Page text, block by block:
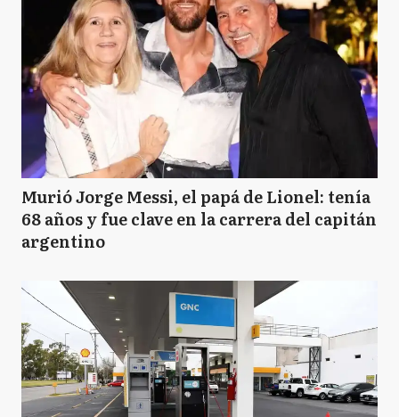
Murió Jorge Messi, el papá de Lionel: tenía
68 años y fue clave en la carrera del capitán
argentino